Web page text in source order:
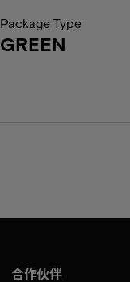
Package Type
GREEN
合作伙伴